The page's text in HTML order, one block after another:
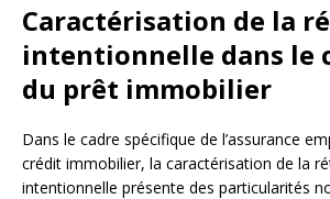
Caractérisation de la
intentionnelle dans le
du prêt immobilier
Dans le cadre spécifique de l’assurance
crédit immobilier, la caractérisation de la
intentionnelle présente des particularités